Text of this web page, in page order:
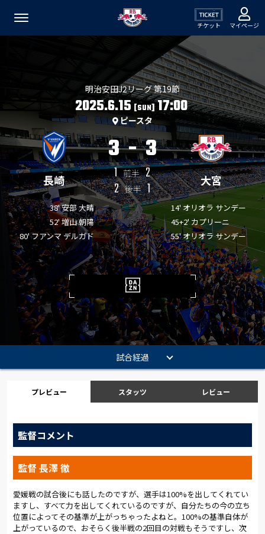
チケット マイページ
明治安田J2リーグ 第19節
2025.6.15[SUN]17:00
ピースタ
長崎
38' 安部 大晴
52' 増山 朝陽
80' フアンマ デルガド
3 - 3
1 前半 2
2 後半 1 大宮
14' オリオラ サンデー
45+2' カプリーニ
55' オリオラ サンデー
試合経過
プレビュー スタッツ レビュー
監督コメント
監督 長澤 徹
愛媛戦の試合後にも話したのですが、選手は100%を出してくれてい
ますし、すべて力を出してくれているのですが、自分たちの今の立ち
位置によってその基準が上がっちゃったよねと。100%の基準自体が
上がっているので、おそらく後半戦の2回目の対戦もそうですし、次